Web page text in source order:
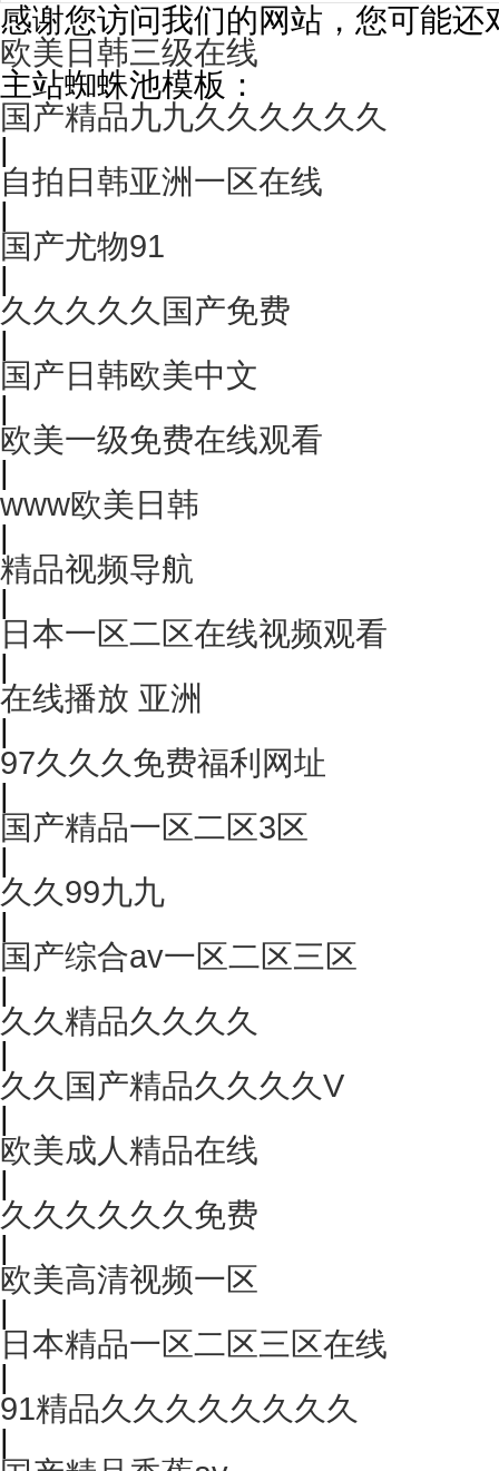
感谢您访问我们的网站，您可能还
欧美日韩三级在线
主站蜘蛛池模板：
国产精品九九久久久久久久
|
自拍日韩亚洲一区在线
|
国产尤物91
|
久久久久久国产免费
|
国产日韩欧美中文
|
欧美一级免费在线观看
|
www欧美日韩
|
精品视频导航
|
日本一区二区在线视频观看
|
在线播放 亚洲
|
97久久久免费福利网址
|
国产精品一区二区3区
|
久久99九九
|
国产综合av一区二区三区
|
久久精品久久久久
|
久久国产精品久久久久V
|
欧美成人精品在线
|
久久久久久久免费
|
欧美高清视频一区
|
日本精品一区二区三区在线
|
91精品久久久久久久久久
|